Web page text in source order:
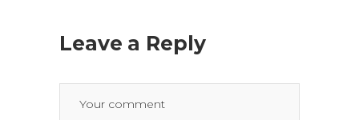
Leave a Reply